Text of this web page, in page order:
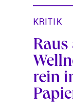
KRITIK
Raus
rein